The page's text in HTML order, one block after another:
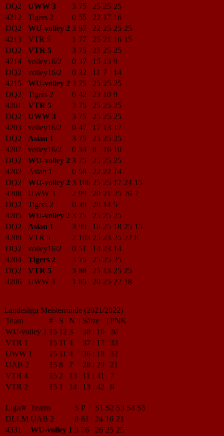
DQ2
UWW 3 3 75 25 25 25
4212
Tigers 2 0 55 22 17 16
DQ2
WU-volley 2 3 97 22 25 25 25
4213
VTR 5 1 77 25 21 16 15
DQ2
VTR 5 3 75 25 25 25
4214
volley16/2 0 37 15 13 9
DQ2
volley16/2 0 32 11 7
14
4215
WU-volley 2 3 75 25 25 25
DQ2
Tigers 2 0 42 23 10 9
4201
VTR 5 3 75 25 25 25
DQ2
UWW 3 3 75 25 25 25
4203
volley16/2 0 47 17 13 17
DQ2
Asian 1 3 75 25 25 25
4207
volley16/2 0 34 8 16 10
DQ2
WU-volley 2 3 75 25 25 25
4202
Asian 1 0 58 22 22 14
DQ2
WU-volley 2 3 106 25 25 17 24 15
4208
UWW 3 2 99 20 21 25 26 7
DQ2
Tigers 2 0 39 20 14 5
4205
WU-volley 2 3 75 25 25 25
DQ2
Asian 1 3 99 16 25 18 25 15
4209
VTR 5 2 103 25 23 25 22 8
DQ2
volley16/2 0 51 14 23 14
4204
Tigers 2 3 75 25 25 25
DQ2
VTR 5 3 88 25 13 25 25
4206
UWW 3 1 85 20 25 22 18
Landesliga Meisterrunde (2021/2022)
Team
# S N | Sätze | PNK
WU-volley 1 15 12 3 38 : 16
36
VTR 1
15 11 4 37 : 17
33
UWW 1
15 11 4 36 : 18
32
UAB 2
15 8 7 28 : 29
21
VTR 4
15 2 13 11 : 41
7
VTR 2
15 1 14 13 : 42 6
Liga/# Teams S P S1 S2 S3 S4 S5
DLLM UAB 2 0 61 24 16 21
4331
WU-volley 1 3 76 26 25 25